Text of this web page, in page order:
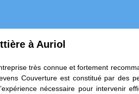
à Auriol
très connue et fortement
Couverture est constitué par des
nécessaire pour intervenir